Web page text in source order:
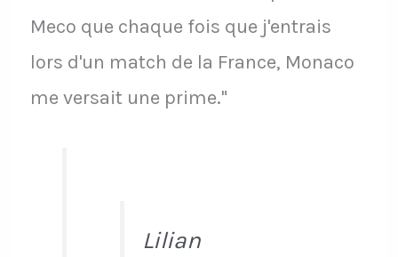
Meco que chaque fois que j'entrais
lors d'un match de la France, Monaco
me versait une prime."
Lilian